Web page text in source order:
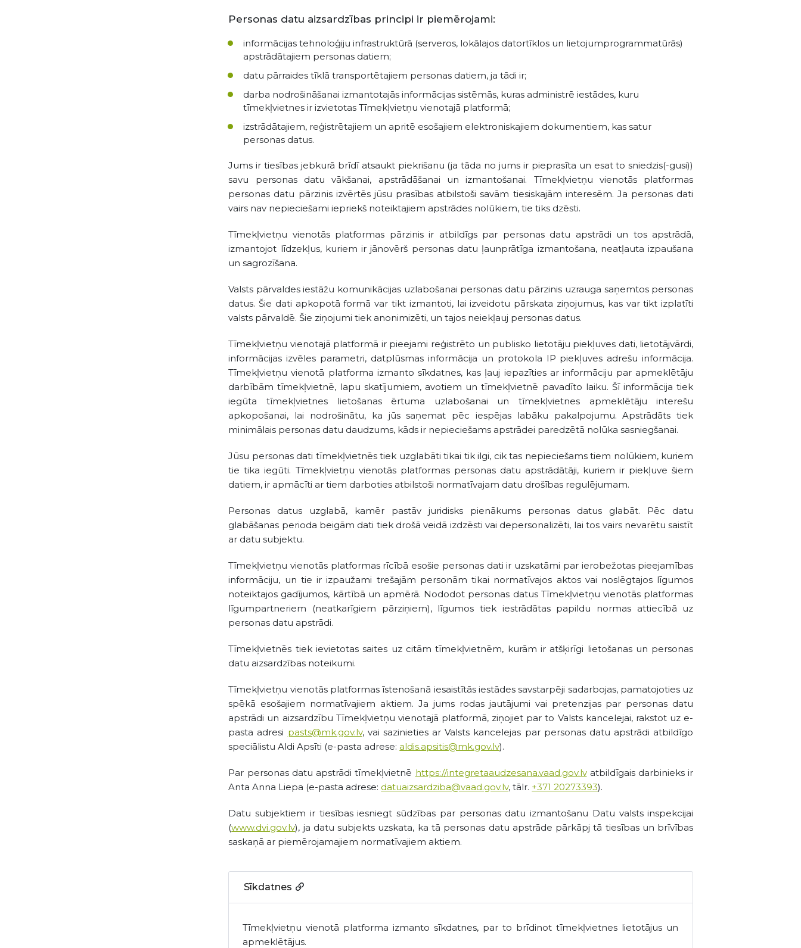
Personas datu aizsardzības principi ir piemērojami:
informācijas tehnoloģiju infrastruktūrā (serveros, lokālajos datortīklos un lietojumprogrammatūrās)
apstrādātajiem personas datiem;
datu pārraides tīklā transportētajiem personas datiem, ja tādi ir;
darba nodrošināšanai izmantotajās informācijas sistēmās, kuras administrē iestādes, kuru
tīmekļvietnes ir izvietotas Tīmekļvietņu vienotajā platformā;
izstrādātajiem, reģistrētajiem un apritē esošajiem elektroniskajiem dokumentiem, kas satur
personas datus.
Jums ir tiesības jebkurā brīdī atsaukt piekrišanu (ja tāda no jums ir pieprasīta un esat to sniedzis(-gusi))
savu personas datu vākšanai, apstrādāšanai un izmantošanai. Tīmekļvietņu vienotās platformas
personas datu pārzinis izvērtēs jūsu prasības atbilstoši savām tiesiskajām interesēm. Ja personas dati
vairs nav nepieciešami iepriekš noteiktajiem apstrādes nolūkiem, tie tiks dzēsti.
Tīmekļvietņu vienotās platformas pārzinis ir atbildīgs par personas datu apstrādi un tos apstrādā,
izmantojot līdzekļus, kuriem ir jānovērš personas datu ļaunprātīga izmantošana, neatļauta izpaušana
un sagrozīšana.
Valsts pārvaldes iestāžu komunikācijas uzlabošanai personas datu pārzinis uzrauga saņemtos personas
datus. Šie dati apkopotā formā var tikt izmantoti, lai izveidotu pārskata ziņojumus, kas var tikt izplatīti
valsts pārvaldē. Šie ziņojumi tiek anonimizēti, un tajos neiekļauj personas datus.
Tīmekļvietņu vienotajā platformā ir pieejami reģistrēto un publisko lietotāju piekļuves dati, lietotājvārdi,
informācijas izvēles parametri, datplūsmas informācija un protokola IP piekļuves adrešu informācija.
Tīmekļvietņu vienotā platforma izmanto sīkdatnes, kas ļauj iepazīties ar informāciju par apmeklētāju
darbībām tīmekļvietnē, lapu skatījumiem, avotiem un tīmekļvietnē pavadīto laiku. Šī informācija tiek
iegūta tīmekļvietnes lietošanas ērtuma uzlabošanai un tīmekļvietnes apmeklētāju interešu
apkopošanai, lai nodrošinātu, ka jūs saņemat pēc iespējas labāku pakalpojumu. Apstrādāts tiek
minimālais personas datu daudzums, kāds ir nepieciešams apstrādei paredzētā nolūka sasniegšanai.
Jūsu personas dati tīmekļvietnēs tiek uzglabāti tikai tik ilgi, cik tas nepieciešams tiem nolūkiem, kuriem
tie tika iegūti. Tīmekļvietņu vienotās platformas personas datu apstrādātāji, kuriem ir piekļuve šiem
datiem, ir apmācīti ar tiem darboties atbilstoši normatīvajam datu drošības regulējumam.
Personas datus uzglabā, kamēr pastāv juridisks pienākums personas datus glabāt. Pēc datu
glabāšanas perioda beigām dati tiek drošā veidā izdzēsti vai depersonalizēti, lai tos vairs nevarētu saistīt
ar datu subjektu.
Tīmekļvietņu vienotās platformas rīcībā esošie personas dati ir uzskatāmi par ierobežotas pieejamības
informāciju, un tie ir izpaužami trešajām personām tikai normatīvajos aktos vai noslēgtajos līgumos
noteiktajos gadījumos, kārtībā un apmērā. Nododot personas datus Tīmekļvietņu vienotās platformas
līgumpartneriem (neatkarīgiem pārziņiem), līgumos tiek iestrādātas papildu normas attiecībā uz
personas datu apstrādi.
Tīmekļvietnēs tiek ievietotas saites uz citām tīmekļvietnēm, kurām ir atšķirīgi lietošanas un personas
datu aizsardzības noteikumi.
Tīmekļvietņu vienotās platformas īstenošanā iesaistītās iestādes savstarpēji sadarbojas, pamatojoties uz
spēkā esošajiem normatīvajiem aktiem. Ja jums rodas jautājumi vai pretenzijas par personas datu
apstrādi un aizsardzību Tīmekļvietņu vienotajā platformā, ziņojiet par to Valsts kancelejai, rakstot uz e-
pasta adresi pasts@mk.gov.lv, vai sazinieties ar Valsts kancelejas par personas datu apstrādi atbildīgo
speciālistu Aldi Apsīti (e-pasta adrese: aldis.apsitis@mk.gov.lv).
Par personas datu apstrādi tīmekļvietnē https://integretaaudzesana.vaad.gov.lvatbildīgais darbinieks ir
Anta Anna Liepa (e-pasta adrese: datuaizsardziba@vaad.gov.lv, tālr. +371 20273393).
Datu subjektiem ir tiesības iesniegt sūdzības par personas datu izmantošanu Datu valsts inspekcijai
(www.dvi.gov.lv), ja datu subjekts uzskata, ka tā personas datu apstrāde pārkāpj tā tiesības un brīvības
saskaņā ar piemērojamajiem normatīvajiem aktiem.
Sīkdatnes
Tīmekļvietņu vienotā platforma izmanto sīkdatnes, par to brīdinot tīmekļvietnes lietotājus un
apmeklētājus.